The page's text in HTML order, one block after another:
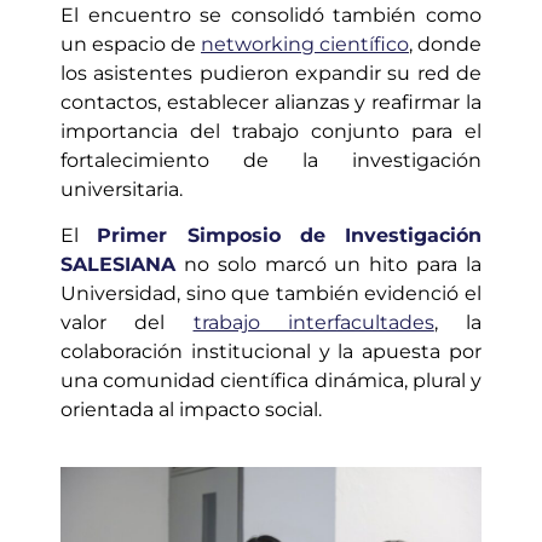
El encuentro se consolidó también como
un espacio de networking científico, donde
los asistentes pudieron expandir su red de
contactos, establecer alianzas y reafirmar la
importancia del trabajo conjunto para el
fortalecimiento de la investigación
universitaria.
El Primer Simposio de Investigación
SALESIANAno solo marcó un hito para la
Universidad, sino que también evidenció el
valor del trabajo interfacultades, la
colaboración institucional y la apuesta por
una comunidad científica dinámica, plural y
orientada al impacto social.